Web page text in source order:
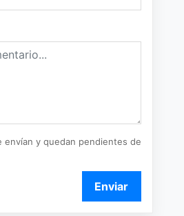
envían y quedan pendientes de
Enviar